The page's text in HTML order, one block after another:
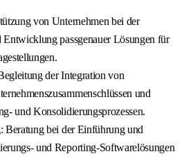
von Unternehmen bei der
passgenauer Lösungen für
der Integration von
und
und Konsolidierungsprozessen.
Beratung bei der Einführung und
und Reporting-Softwarelösungen